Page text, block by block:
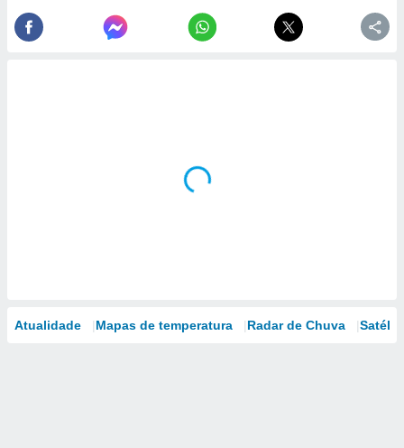
Atualidade Mapas de temperatura Radar de Chuva